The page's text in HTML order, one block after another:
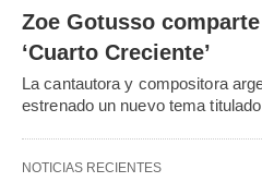
Zoe Gotusso
‘Cuarto Creciente’
La cantautora y compositora
estrenado un nuevo tema
NOTICIAS RECIENTES